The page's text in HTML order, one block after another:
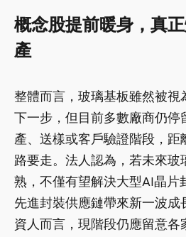
概念股提前暖身，真
產
整體而言，玻璃基板雖然被視
下一步，但目前多數廠商仍停
產、送樣或客戶驗證階段，距
路要走。法人認為，若未來玻
熟，不僅有望解決大型AI晶片
先進封裝供應鏈帶來新一波成
資人而言，現階段仍應留意各